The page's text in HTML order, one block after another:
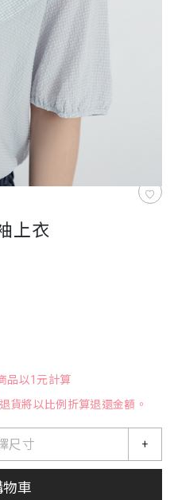
上衣
品以1元計算
貨將以比例折算退還金額。
尺寸 +
車